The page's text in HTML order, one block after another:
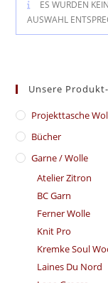
ES WURDEN
AUSWAHL
Unsere
​Projekttasche
Bücher
Garne / Wolle
Atelier Zitron
BC Garn
Ferner Wolle
Knit Pro
Kremke Soul
Laines Du Nord